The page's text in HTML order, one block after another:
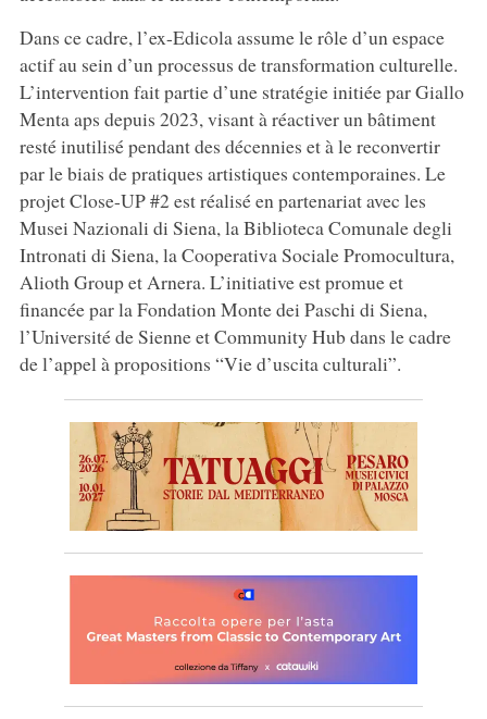
Dans ce cadre, l’ex-Edicola assume le rôle d’un espace
actif au sein d’un processus de transformation culturelle.
L’intervention fait partie d’une stratégie initiée par Giallo
Menta aps depuis 2023, visant à réactiver un bâtiment
resté inutilisé pendant des décennies et à le reconvertir
par le biais de pratiques artistiques contemporaines. Le
projet Close-UP #2 est réalisé en partenariat avec les
Musei Nazionali di Siena, la Biblioteca Comunale degli
Intronati di Siena, la Cooperativa Sociale Promocultura,
Alioth Group et Arnera. L’initiative est promue et
financée par la Fondation Monte dei Paschi di Siena,
l’Université de Sienne et Community Hub dans le cadre
de l’appel à propositions “Vie d’uscita culturali”.